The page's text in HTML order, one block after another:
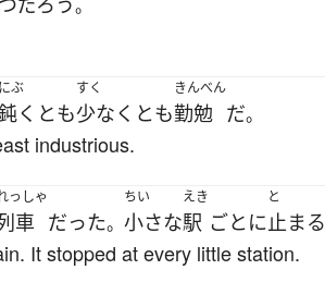
。
にぶ
く とも
すく
少なくとも
きんべん
勤勉 だ。
industrious.
っしゃ
車 だった。
ちい
小さな
えき
駅 ごとに
と
止まる
It stopped at every little station.